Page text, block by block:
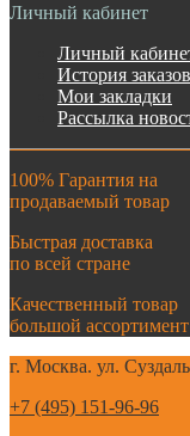
Личный кабинет
Личный
История заказов
Мои закладки
Рассылка
100% Гарантия на
продаваемый товар
Быстрая доставка
по всей стране
Качественный товар
большой ассортимент
г. Москва. ул.
+7 (495) 151-96-96